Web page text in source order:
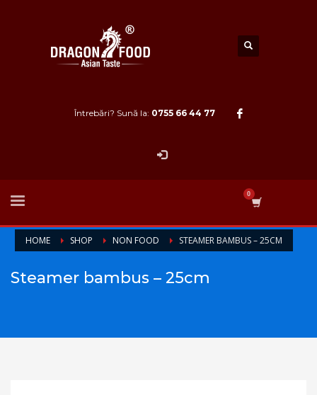
Întrebări? Sună la: 0755 66 44 77
HOME SHOP NON FOOD STEAMER BAMBUS – 25CM
Steamer bambus – 25cm